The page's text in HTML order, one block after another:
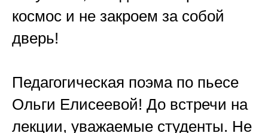
космос и не закроем за собой
дверь!
Педагогическая поэма по пьесе
Ольги Елисеевой! До встречи на
лекции, уважаемые студенты. Не